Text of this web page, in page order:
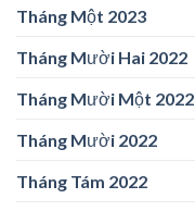
Tháng Một 2023
Tháng Mười Hai 2022
Tháng Mười Một 2022
Tháng Mười 2022
Tháng Tám 2022